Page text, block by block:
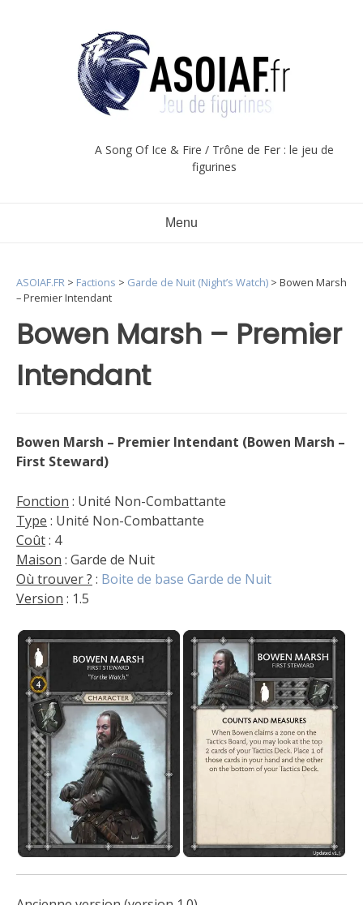
A Song Of Ice & Fire / Trône de Fer : le jeu de
figurines
Menu
Bowen Marsh – Premier
Intendant
ASOIAF.FR > Factions > Garde de Nuit (Night’s Watch) > Bowen Marsh
– Premier Intendant
Bowen Marsh – Premier Intendant (Bowen Marsh –
First Steward)
Fonction : Unité Non-Combattante
Type : Unité Non-Combattante
Coût: 4
Maison : Garde de Nuit
Où trouver ? : Boite de base Garde de Nuit
Version : 1.5